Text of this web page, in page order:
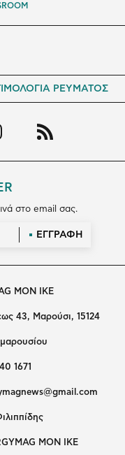
ΡΕΥΜΑΤΟΣ
στο email σας.
ΕΓΓΡΑΦΗ
MON IKE
43, Μαρούσι, 15124
1671
ΜΟΝ ΙΚΕ